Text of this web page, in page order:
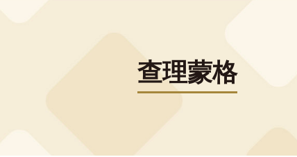
查理蒙格